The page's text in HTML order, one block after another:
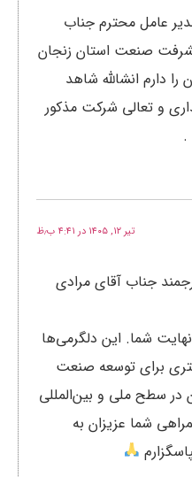
عامل محترم جناب
صنعت استان زنجان
دارم انشالله شاهد
و تعالی شرکت مذکور
.
تیر ۱۲, ۱۴۰۵ در ۴:۴۱ ب٫ظ
جناب آقای مرادی
شما. این دلگرمی‌ها
برای توسعه صنعت
در سطح ملی و بین‌المللی
شما عزیزان به